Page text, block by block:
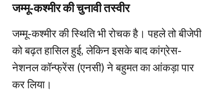
जम्मू-कश्मीर की चुनावी तस्वीर
जम्मू-कश्मीर की स्थिति भी रोचक है। पहले तो बीजेपी
को बढ़त हासिल हुई, लेकिन इसके बाद कांग्रेस-
नेशनल कॉन्फ्रेंस (एनसी) ने बहुमत का आंकड़ा पार
कर लिया।